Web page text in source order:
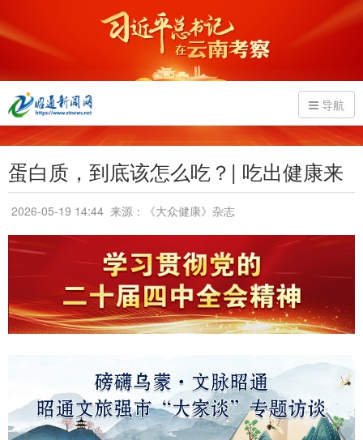
导航
蛋白质，到底该怎么吃？| 吃出健康来
2026-05-19 14:44 来源：《大众健康》杂志